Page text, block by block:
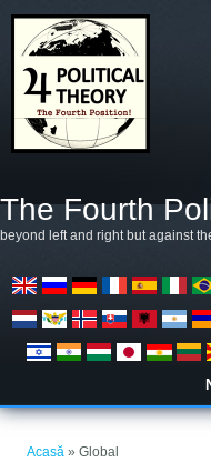
The Fourth
beyond left and right but against
Acasă » Global